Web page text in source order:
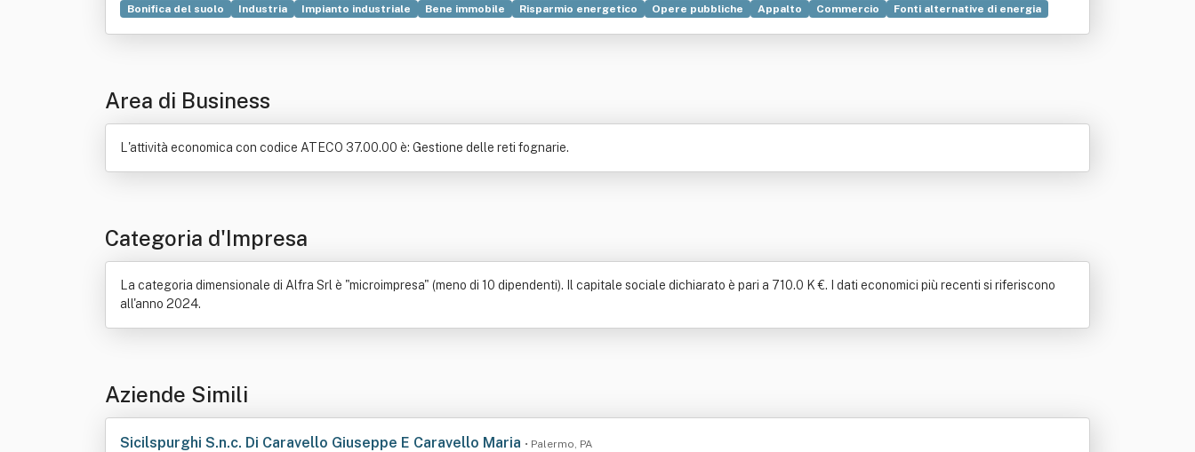
Bonifica del suolo Industria Impianto industriale Bene immobile Risparmio energetico Opere pubbliche Appalto Commercio
Fonti alternative di energia
Area di Business
L'attività economica con codice ATECO 37.00.00 è: Gestione delle reti fognarie.
Categoria d'Impresa
La categoria dimensionale di Alfra Srl è "microimpresa" (meno di 10 dipendenti). Il capitale sociale dichiarato è pari a 710.0 K €. I dati economici più recenti si riferiscono
all'anno 2024.
Aziende Simili
Sicilspurghi S.n.c. Di Caravello Giuseppe E Caravello Maria • Palermo, PA